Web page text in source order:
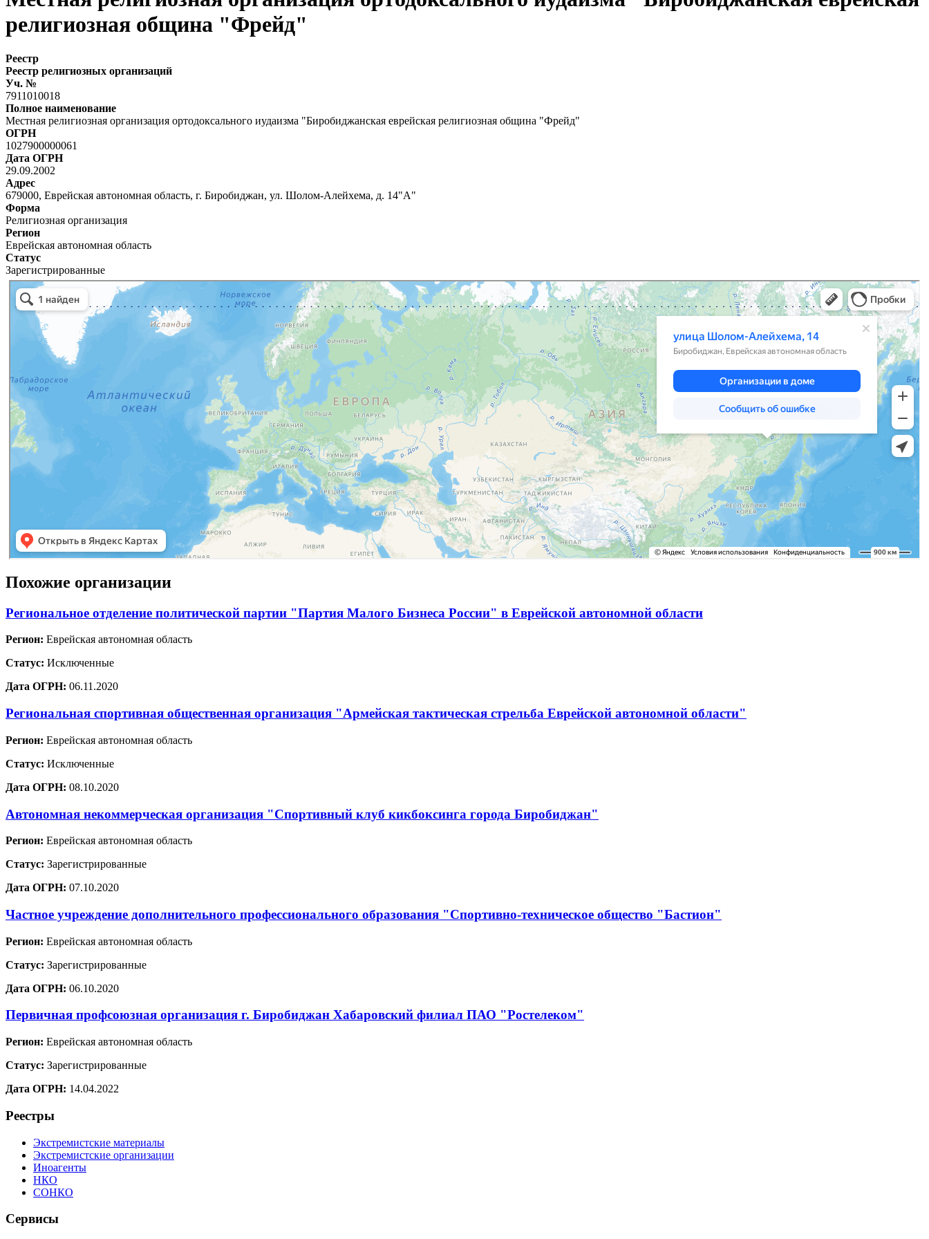
религиозная община "Фрейд"
Реестр
Реестр религиозных организаций
Уч. №
7911010018
Полное наименование
Местная религиозная организация ортодоксального иудаизма "Биробиджанская еврейская религиозная община "Фрейд"
ОГРН
1027900000061
Дата ОГРН
29.09.2002
Адрес
679000, Еврейская автономная область, г. Биробиджан, ул. Шолом-Алейхема, д. 14"А"
Форма
Религиозная организация
Регион
Еврейская автономная область
Статус
Зарегистрированные
Похожие организации
Региональное отделение политической партии "Партия Малого Бизнеса России" в Еврейской автономной области
Регион: Еврейская автономная область
Статус: Исключенные
Дата ОГРН: 06.11.2020
Региональная спортивная общественная организация "Армейская тактическая стрельба Еврейской автономной области"
Регион: Еврейская автономная область
Статус: Исключенные
Дата ОГРН: 08.10.2020
Автономная некоммерческая организация "Спортивный клуб кикбоксинга города Биробиджан"
Регион: Еврейская автономная область
Статус: Зарегистрированные
Дата ОГРН: 07.10.2020
Частное учреждение дополнительного профессионального образования "Спортивно-техническое общество "Бастион"
Регион: Еврейская автономная область
Статус: Зарегистрированные
Дата ОГРН: 06.10.2020
Первичная профсоюзная организация г. Биробиджан Хабаровский филиал ПАО "Ростелеком"
Регион: Еврейская автономная область
Статус: Зарегистрированные
Дата ОГРН: 14.04.2022
Реестры
Экстремистские материалы
Экстремистские организации
Иноагенты
НКО
СОНКО
Сервисы